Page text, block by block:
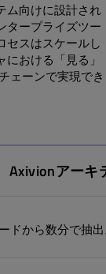
ム向けに設計され
タープライズツー
セスはスケールし
おける「見る」
ェーンで実現でき
Axivionアーキ
ドから数分で抽